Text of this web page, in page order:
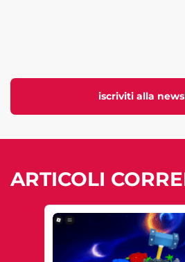
iscriviti alla
ARTICOLI